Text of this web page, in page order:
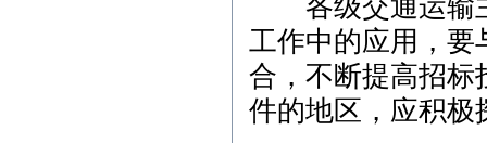
各级交通运输主
工作中的应用，要
合，不断提高招标
件的地区，应积极